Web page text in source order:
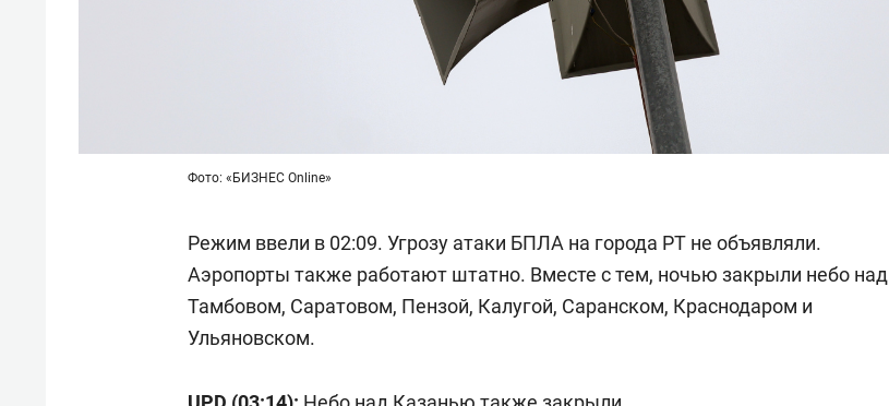
Фото: «БИЗНЕС Online»
Режим ввели в 02:09. Угрозу атаки БПЛА на города РТ не объявляли.
Аэропорты также работают штатно. Вместе с тем, ночью закрыли небо над
Тамбовом, Саратовом, Пензой, Калугой, Саранском, Краснодаром и
Ульяновском.